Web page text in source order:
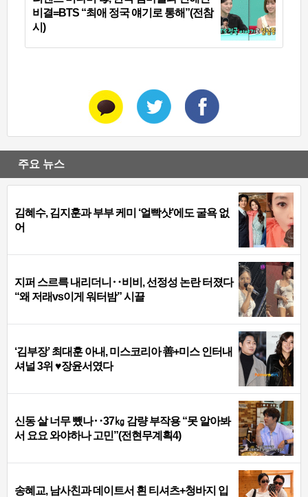
비결=BTS “최애 정국 얘기로 통해”(전참
시)
주요 뉴스
김혜수, 김지훈과 부부 케미 ‘얼빡샷’에도 굴욕 없
어
지퍼 스르륵 내리더니‥비비, 선정성 논란 터졌다
“왜 저래vs이게 워터밤” 시끌
‘김부장’ 최대훈 아내, 미스코리아 善+미스 인터내
셔널 3위 ♥장윤서였다
신동 살 너무 뺐나‥37㎏ 감량 부작용 “못 알아봐
서 요요 와야하나 고민”(전현무계획4)
송혜교, 남사친과 데이트서 흰 티셔츠+청바지 입